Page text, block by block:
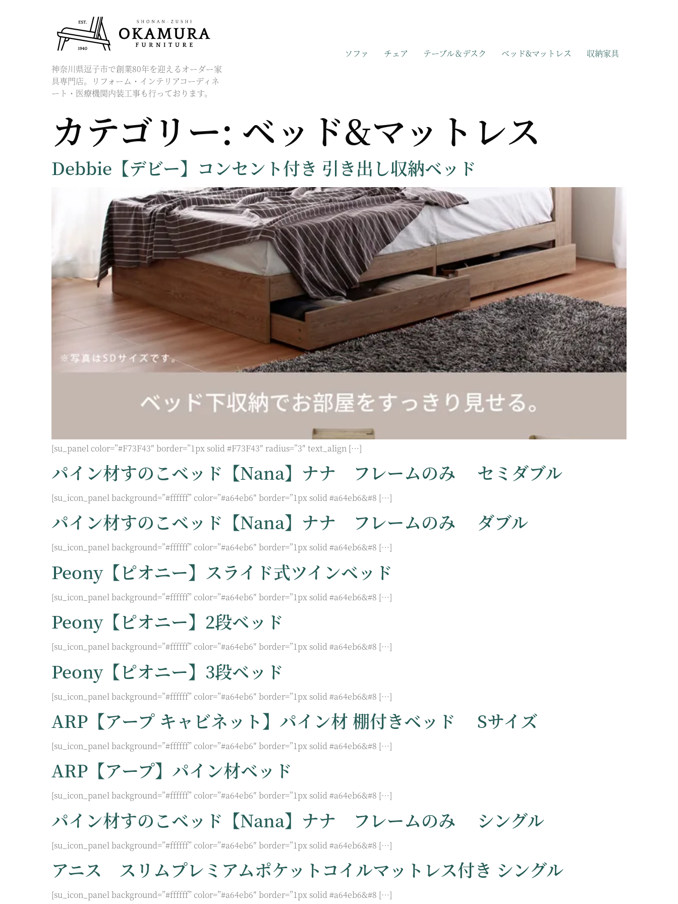
神奈川県逗子市で創業80年を迎えるオーダー家
具専門店。リフォーム・インテリアコーディネ
ート・医療機関内装工事も行っております。
ソファ チェア テーブル＆デスク ベッド&マットレス 収納家具
カテゴリー: ベッド&マットレス
Debbie【デビー】コンセント付き 引き出し収納ベッド
[su_panel color=”#F73F43″ border=”1px solid #F73F43″ radius=”3″ text_align […]
パイン材すのこベッド【nana】ナナ フレームのみ セミダブル
[su_icon_panel background=”#ffffff” color=”#a64eb6″ border=”1px solid #a64eb6&#8 […]
パイン材すのこベッド【nana】ナナ フレームのみ ダブル
[su_icon_panel background=”#ffffff” color=”#a64eb6″ border=”1px solid #a64eb6&#8 […]
Peony【ピオニー】スライド式ツインベッド
[su_icon_panel background=”#ffffff” color=”#a64eb6″ border=”1px solid #a64eb6&#8 […]
Peony【ピオニー】2段ベッド
[su_icon_panel background=”#ffffff” color=”#a64eb6″ border=”1px solid #a64eb6&#8 […]
Peony【ピオニー】3段ベッド
[su_icon_panel background=”#ffffff” color=”#a64eb6″ border=”1px solid #a64eb6&#8 […]
ARP【アープ キャビネット】パイン材 棚付きベッド Sサイズ
[su_icon_panel background=”#ffffff” color=”#a64eb6″ border=”1px solid #a64eb6&#8 […]
ARP【アープ】パイン材ベッド
[su_icon_panel background=”#ffffff” color=”#a64eb6″ border=”1px solid #a64eb6&#8 […]
パイン材すのこベッド【nana】ナナ フレームのみ シングル
[su_icon_panel background=”#ffffff” color=”#a64eb6″ border=”1px solid #a64eb6&#8 […]
アニス スリムプレミアムポケットコイルマットレス付き シングル
[su_icon_panel background=”#ffffff” color=”#a64eb6″ border=”1px solid #a64eb6&#8 […]